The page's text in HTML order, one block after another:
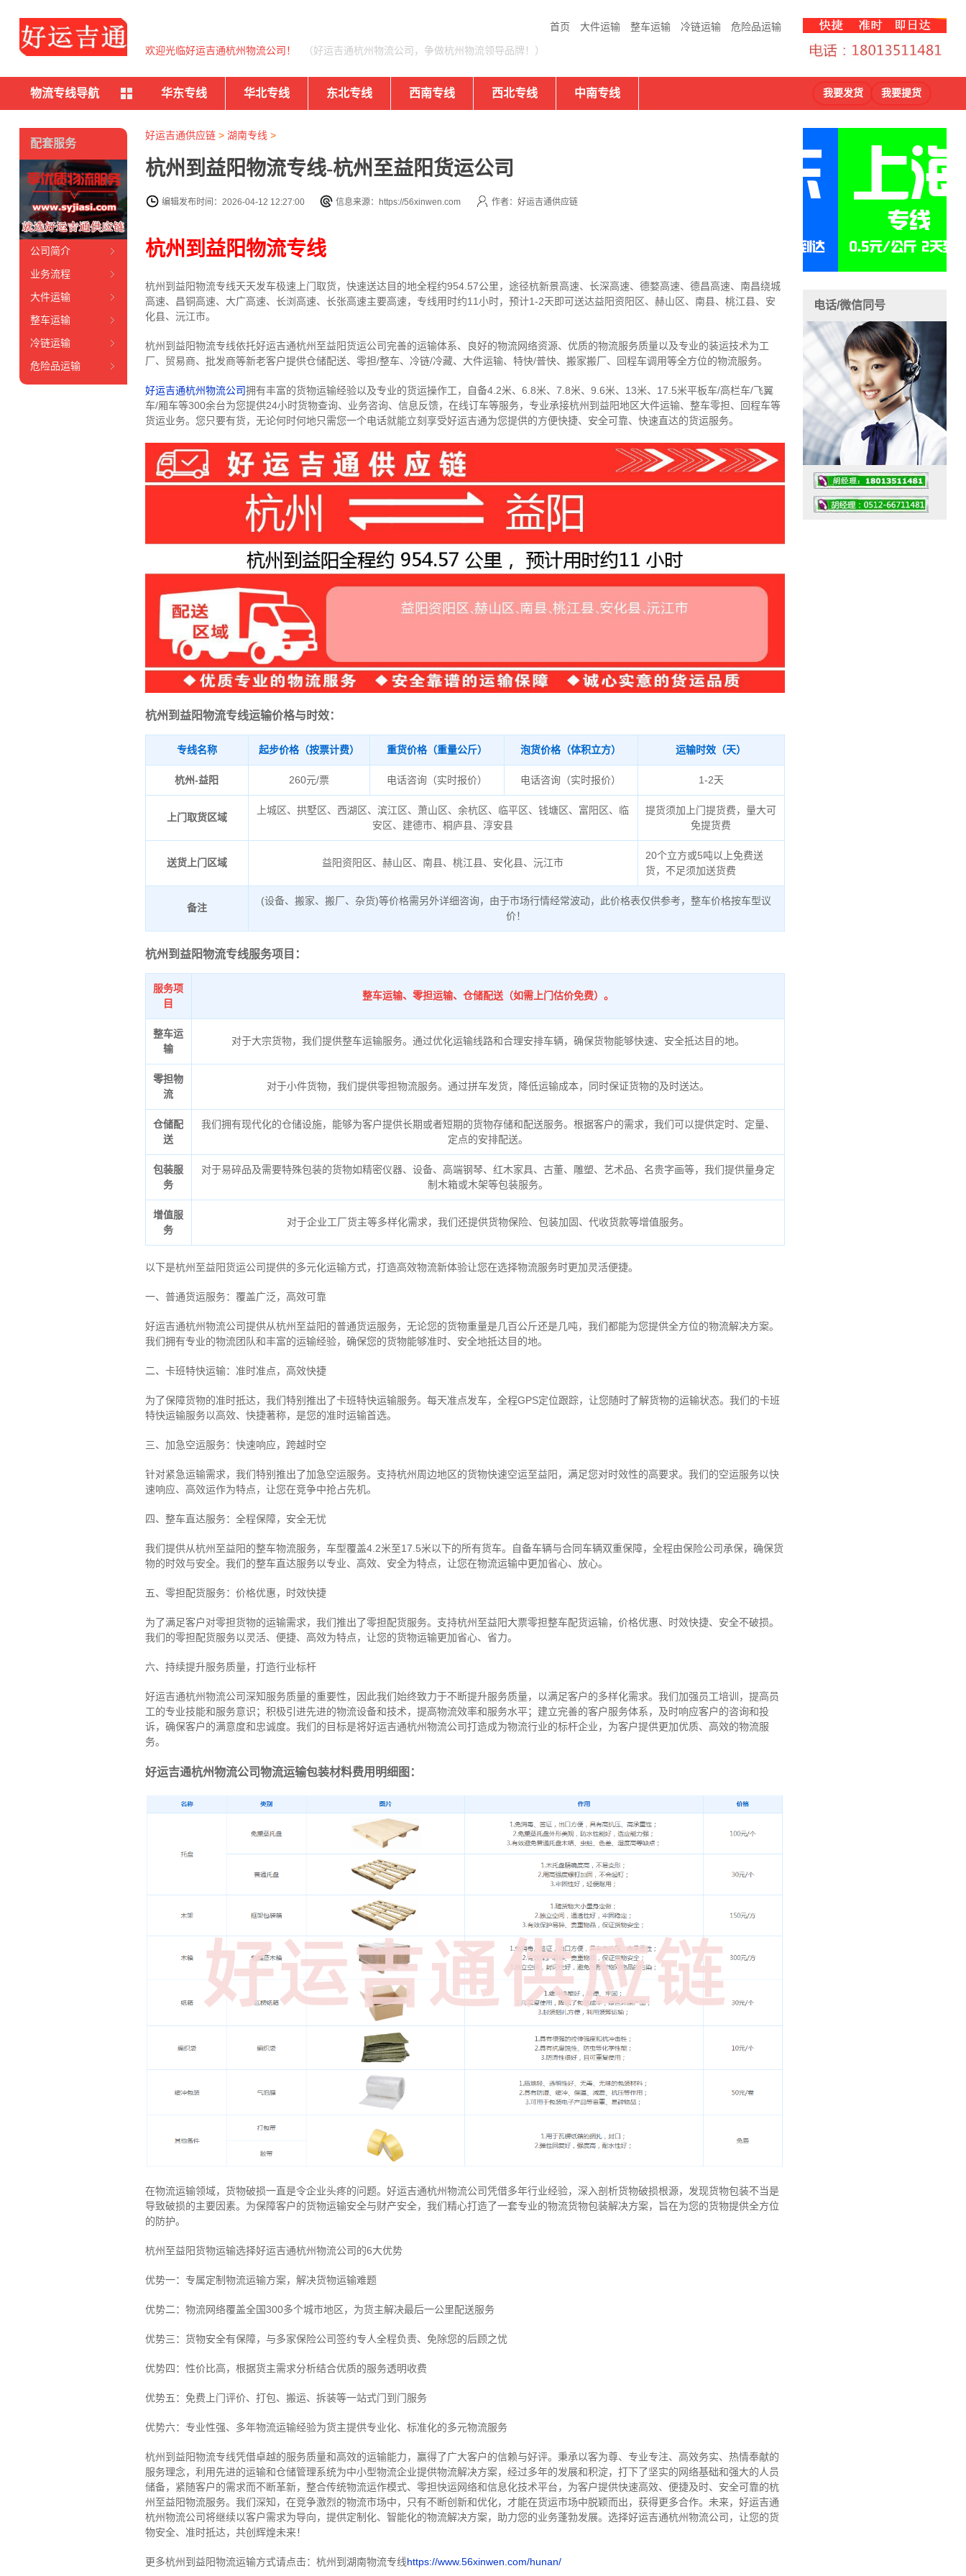
首页 大件运输 整车运输 冷链运输 危险品运输
欢迎光临好运吉通杭州物流公司！ （好运吉通杭州物流公司，争做杭州物流领导品牌！）
物流专线导航 华东专线 华北专线 东北专线 西南专线 西北专线 中南专线 我要发货 我要提货
好运吉通供应链> 湖南专线 >
杭州到益阳物流专线-杭州至益阳货运公司
编辑发布时间：2026-04-12 12:27:00 信息来源：https://56xinwen.com 作者：好运吉通供应链
杭州到益阳物流专线
杭州到益阳物流专线天天发车极速上门取货，快速送达目的地全程约954.57公里，途径杭新景高速、长深高速、德婺高速、德昌高速、南昌绕城
高速、昌铜高速、大广高速、长浏高速、长张高速主要高速，专线用时约11小时，预计1-2天即可送达益阳资阳区、赫山区、南县、桃江县、安
化县、沅江市。
杭州到益阳物流专线依托好运吉通杭州至益阳货运公司完善的运输体系、良好的物流网络资源、优质的物流服务质量以及专业的装运技术为工
厂、贸易商、批发商等新老客户提供仓储配送、零担/整车、冷链/冷藏、大件运输、特快/普快、搬家搬厂、回程车调用等全方位的物流服务。
好运吉通杭州物流公司拥有丰富的货物运输经验以及专业的货运操作工，自备4.2米、6.8米、7.8米、9.6米、13米、17.5米平板车/高栏车/飞翼
车/厢车等300余台为您提供24小时货物查询、业务咨询、信息反馈，在线订车等服务， 专业承接杭州到益阳地区大件运输、整车零担、回程车等
货运业务。 您只要有货，无论何时何地只需您一个电话就能立刻享受好运吉通为您提供的方便快捷、安全可靠、快速直达的货运服务。
杭州到益阳物流专线运输价格与时效：
专线名称 起步价格（按票计费） 重货价格（重量公斤） 泡货价格（体积立方） 运输时效（天）
杭州-益阳 260元/票 电话咨询（实时报价） 电话咨询（实时报价） 1-2天
上门取货区域
上城区、拱墅区、西湖区、滨江区、萧山区、余杭区、临平区、钱塘区、富阳区、临
安区、建德市、桐庐县、淳安县
提货须加上门提货费，量大可
免提货费
送货上门区域 益阳资阳区、赫山区、南县、桃江县、安化县、沅江市
20个立方或5吨以上免费送
货，不足须加送货费
备注
(设备、搬家、搬厂、杂货)等价格需另外详细咨询，由于市场行情经常波动，此价格表仅供参考，整车价格按车型议
价！
杭州到益阳物流专线服务项目：
服务项
目
整车运输、零担运输、仓储配送（如需上门估价免费）。
整车运
输
对于大宗货物，我们提供整车运输服务。通过优化运输线路和合理安排车辆，确保货物能够快速、安全抵达目的地。
零担物
流
对于小件货物，我们提供零担物流服务。通过拼车发货，降低运输成本，同时保证货物的及时送达。
仓储配
送
我们拥有现代化的仓储设施，能够为客户提供长期或者短期的货物存储和配送服务。根据客户的需求，我们可以提供定时、定量、
定点的安排配送。
包装服
务
对于易碎品及需要特殊包装的货物如精密仪器、设备、高端钢琴、红木家具、古董、雕塑、艺术品、名贵字画等，我们提供量身定
制木箱或木架等包装服务。
增值服
务
对于企业工厂货主等多样化需求，我们还提供货物保险、包装加固、代收货款等增值服务。
以下是杭州至益阳货运公司提供的多元化运输方式，打造高效物流新体验让您在选择物流服务时更加灵活便捷。
一、普通货运服务：覆盖广泛，高效可靠
好运吉通杭州物流公司提供从杭州至益阳的普通货运服务，无论您的货物重量是几百公斤还是几吨，我们都能为您提供全方位的物流解决方案。
我们拥有专业的物流团队和丰富的运输经验，确保您的货物能够准时、安全地抵达目的地。
二、卡班特快运输：准时准点，高效快捷
为了保障货物的准时抵达，我们特别推出了卡班特快运输服务。每天准点发车，全程GPS定位跟踪，让您随时了解货物的运输状态。我们的卡班
特快运输服务以高效、快捷著称，是您的准时运输首选。
三、加急空运服务：快速响应，跨越时空
针对紧急运输需求，我们特别推出了加急空运服务。支持杭州周边地区的货物快速空运至益阳，满足您对时效性的高要求。我们的空运服务以快
速响应、高效运作为特点，让您在竞争中抢占先机。
四、整车直达服务：全程保障，安全无忧
我们提供从杭州至益阳的整车物流服务，车型覆盖4.2米至17.5米以下的所有货车。自备车辆与合同车辆双重保障，全程由保险公司承保，确保货
物的时效与安全。我们的整车直达服务以专业、高效、安全为特点，让您在物流运输中更加省心、放心。
五、零担配货服务：价格优惠，时效快捷
为了满足客户对零担货物的运输需求，我们推出了零担配货服务。支持杭州至益阳大票零担整车配货运输，价格优惠、时效快捷、安全不破损。
我们的零担配货服务以灵活、便捷、高效为特点，让您的货物运输更加省心、省力。
六、持续提升服务质量，打造行业标杆
好运吉通杭州物流公司深知服务质量的重要性，因此我们始终致力于不断提升服务质量，以满足客户的多样化需求。我们加强员工培训，提高员
工的专业技能和服务意识；积极引进先进的物流设备和技术，提高物流效率和服务水平；建立完善的客户服务体系，及时响应客户的咨询和投
诉，确保客户的满意度和忠诚度。我们的目标是将好运吉通杭州物流公司打造成为物流行业的标杆企业，为客户提供更加优质、高效的物流服
务。
好运吉通杭州物流公司物流运输包装材料费用明细图：
在物流运输领域，货物破损一直是令企业头疼的问题。好运吉通杭州物流公司凭借多年行业经验，深入剖析货物破损根源，发现货物包装不当是
导致破损的主要因素。为保障客户的货物运输安全与财产安全，我们精心打造了一套专业的物流货物包装解决方案，旨在为您的货物提供全方位
的防护。
杭州至益阳货物运输选择好运吉通杭州物流公司的6大优势
优势一：专属定制物流运输方案，解决货物运输难题
优势二：物流网络覆盖全国300多个城市地区，为货主解决最后一公里配送服务
优势三：货物安全有保障，与多家保险公司签约专人全程负责、免除您的后顾之忧
优势四：性价比高，根据货主需求分析结合优质的服务透明收费
优势五：免费上门评价、打包、搬运、拆装等一站式门到门服务
优势六：专业性强、多年物流运输经验为货主提供专业化、标准化的多元物流服务
杭州到益阳物流专线凭借卓越的服务质量和高效的运输能力，赢得了广大客户的信赖与好评。 秉承以客为尊、专业专注、高效务实、热情奉献的
服务理念，利用先进的运输和仓储管理系统为中小型物流企业提供物流解决方案，经过多年的发展和积淀，打下了坚实的网络基础和强大的人员
储备，紧随客户的需求而不断革新，整合传统物流运作模式、零担快运网络和信息化技术平台，为客户提供快速高效、便捷及时、安全可靠的杭
州至益阳物流服务。 我们深知，在竞争激烈的物流市场中，只有不断创新和优化，才能在货运市场中脱颖而出，获得更多合作。 未来，好运吉通
杭州物流公司将继续以客户需求为导向，提供定制化、智能化的物流解决方案，助力您的业务蓬勃发展。选择好运吉通杭州物流公司，让您的货
物安全、准时抵达，共创辉煌未来！
更多杭州到益阳物流运输方式请点击：杭州到湖南物流专线https://www.56xinwen.com/hunan/
配套服务
公司简介
业务流程
大件运输
整车运输
冷链运输
危险品运输
电话/微信同号